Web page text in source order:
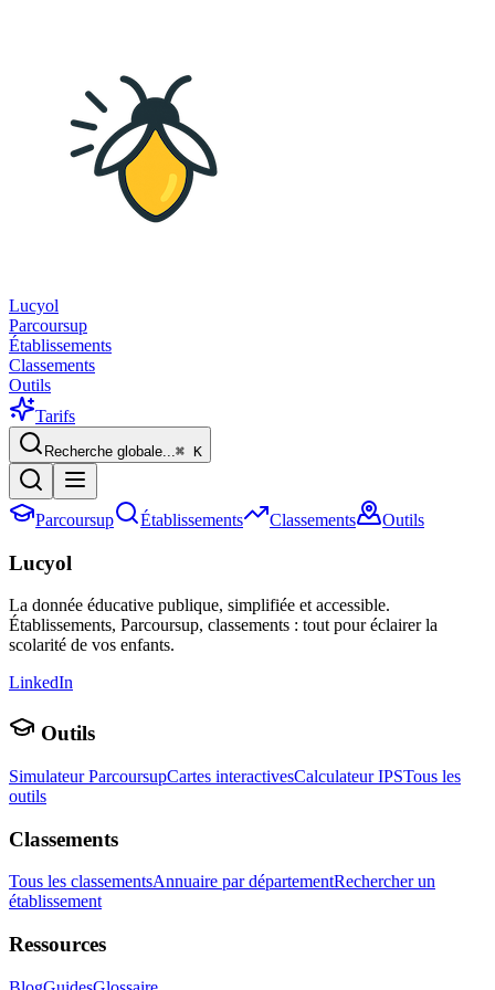
Lucyol
Parcoursup
Établissements
Classements
Outils
Tarifs
Recherche globale...⌘ K
Parcoursup Établissements Classements Outils
Lucyol
La donnée éducative publique, simplifiée et accessible.
Établissements, Parcoursup, classements : tout pour éclairer la
scolarité de vos enfants.
LinkedIn
Outils
Simulateur ParcoursupCartes interactivesCalculateur IPSTous les
outils
Classements
Tous les classementsAnnuaire par départementRechercher un
établissement
Ressources